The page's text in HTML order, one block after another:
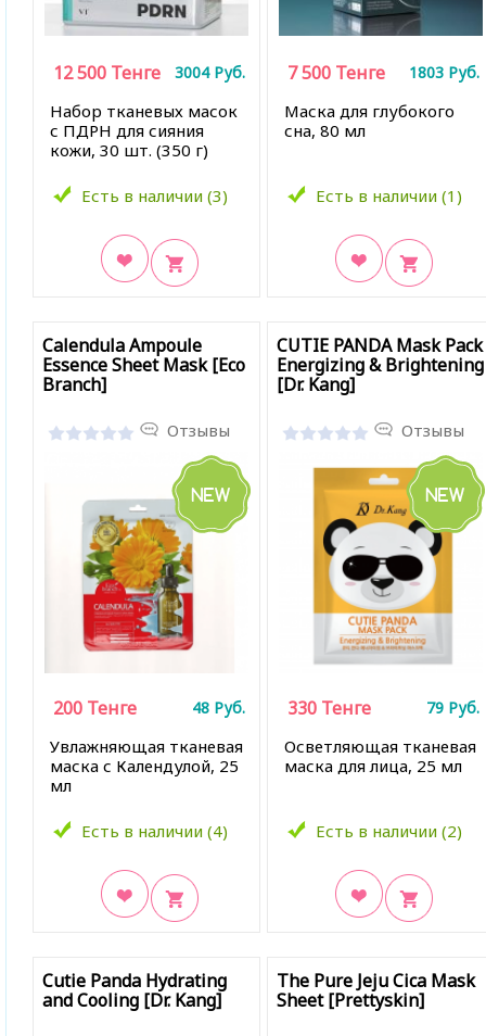
Набор тканевых масок
с ПДРН для сияния
кожи, 30 шт. (350 г)
Есть в наличии (3)
12 500 Тенге 3004 Руб.
Маска для глубокого
сна, 80 мл
Есть в наличии (1)
7 500 Тенге 1803 Руб.
Calendula Ampoule
Essence Sheet Mask [Eco
Branch]
Отзывы
Увлажняющая тканевая
маска с Календулой, 25
мл
Есть в наличии (4)
200 Тенге 48 Руб.
CUTIE PANDA Mask Pack
Energizing & Brightening
[Dr. Kang]
Отзывы
Осветляющая тканевая
маска для лица, 25 мл
Есть в наличии (2)
330 Тенге 79 Руб.
Cutie Panda Hydrating
and Cooling [Dr. Kang]
The Pure Jeju Cica Mask
Sheet [Prettyskin]